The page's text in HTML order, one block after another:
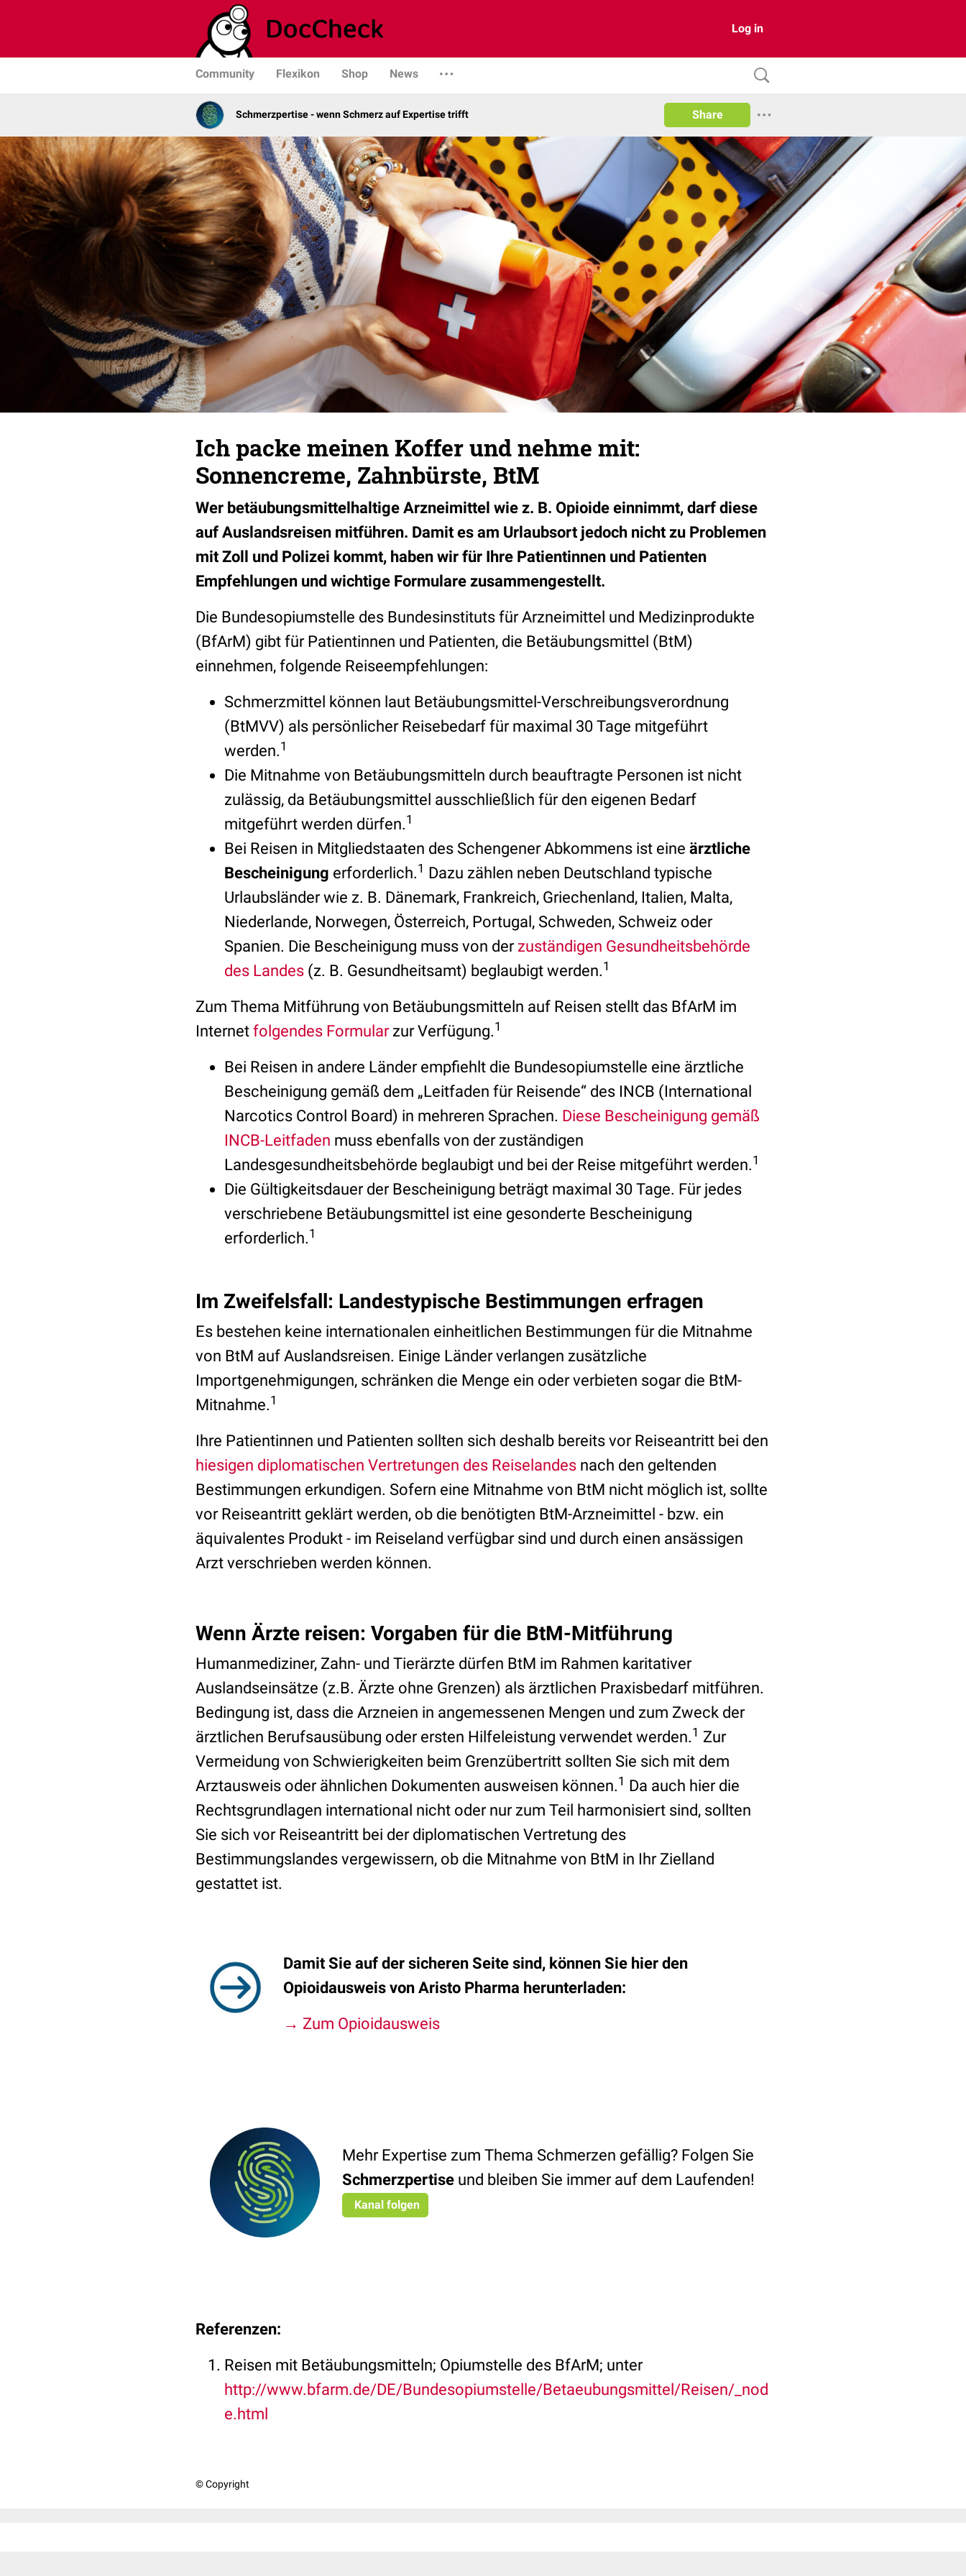
Log in
Community Flexikon Shop News
Schmerzpertise - wenn Schmerz auf Expertise trifft Share
Ich packe meinen Koffer und nehme mit:
Sonnencreme, Zahnbürste, BtM
Wer betäubungsmittelhaltige Arzneimittel wie z. B. Opioide einnimmt, darf diese
auf Auslandsreisen mitführen. Damit es am Urlaubsort jedoch nicht zu Problemen
mit Zoll und Polizei kommt, haben wir für Ihre Patientinnen und Patienten
Empfehlungen und wichtige Formulare zusammengestellt.
Die Bundesopiumstelle des Bundesinstituts für Arzneimittel und Medizinprodukte
(BfArM) gibt für Patientinnen und Patienten, die Betäubungsmittel (BtM)
einnehmen, folgende Reiseempfehlungen:
Schmerzmittel können laut Betäubungsmittel-Verschreibungsverordnung
(BtMVV) als persönlicher Reisebedarf für maximal 30 Tage mitgeführt
werden.1
Die Mitnahme von Betäubungsmitteln durch beauftragte Personen ist nicht
zulässig, da Betäubungsmittel ausschließlich für den eigenen Bedarf
mitgeführt werden dürfen.1
Bei Reisen in Mitgliedstaaten des Schengener Abkommens ist eine ärztliche
Bescheinigung erforderlich.1 Dazu zählen neben Deutschland typische
Urlaubsländer wie z. B. Dänemark, Frankreich, Griechenland, Italien, Malta,
Niederlande, Norwegen, Österreich, Portugal, Schweden, Schweiz oder
Spanien. Die Bescheinigung muss von der zuständigen Gesundheitsbehörde
des Landes (z. B. Gesundheitsamt) beglaubigt werden.1
Zum Thema Mitführung von Betäubungsmitteln auf Reisen stellt das BfArM im
Internet folgendes Formularzur Verfügung.1
Bei Reisen in andere Länder empfiehlt die Bundesopiumstelle eine ärztliche
Bescheinigung gemäß dem „Leitfaden für Reisende“ des INCB (International
Narcotics Control Board) in mehreren Sprachen. Diese Bescheinigung gemäß
INCB-Leitfaden muss ebenfalls von der zuständigen
Landesgesundheitsbehörde beglaubigt und bei der Reise mitgeführt werden.1
Die Gültigkeitsdauer der Bescheinigung beträgt maximal 30 Tage. Für jedes
verschriebene Betäubungsmittel ist eine gesonderte Bescheinigung
erforderlich.1
Im Zweifelsfall: Landestypische Bestimmungen erfragen
Es bestehen keine internationalen einheitlichen Bestimmungen für die Mitnahme
von BtM auf Auslandsreisen. Einige Länder verlangen zusätzliche
Importgenehmigungen, schränken die Menge ein oder verbieten sogar die BtM-
Mitnahme.1
Ihre Patientinnen und Patienten sollten sich deshalb bereits vor Reiseantritt bei den
hiesigen diplomatischen Vertretungen des Reiselandes nach den geltenden
Bestimmungen erkundigen. Sofern eine Mitnahme von BtM nicht möglich ist, sollte
vor Reiseantritt geklärt werden, ob die benötigten BtM-Arzneimittel - bzw. ein
äquivalentes Produkt - im Reiseland verfügbar sind und durch einen ansässigen
Arzt verschrieben werden können.
Wenn Ärzte reisen: Vorgaben für die BtM-Mitführung
Humanmediziner, Zahn- und Tierärzte dürfen BtM im Rahmen karitativer
Auslandseinsätze (z.B. Ärzte ohne Grenzen) als ärztlichen Praxisbedarf mitführen.
Bedingung ist, dass die Arzneien in angemessenen Mengen und zum Zweck der
ärztlichen Berufsausübung oder ersten Hilfeleistung verwendet werden.1 Zur
Vermeidung von Schwierigkeiten beim Grenzübertritt sollten Sie sich mit dem
Arztausweis oder ähnlichen Dokumenten ausweisen können.1 Da auch hier die
Rechtsgrundlagen international nicht oder nur zum Teil harmonisiert sind, sollten
Sie sich vor Reiseantritt bei der diplomatischen Vertretung des
Bestimmungslandes vergewissern, ob die Mitnahme von BtM in Ihr Zielland
gestattet ist.
Damit Sie auf der sicheren Seite sind, können Sie hier den
Opioidausweis von Aristo Pharma herunterladen:
→ Zum Opioidausweis
Mehr Expertise zum Thema Schmerzen gefällig? Folgen Sie
Schmerzpertise und bleiben Sie immer auf dem Laufenden!
Kanal folgen
Referenzen:
Reisen mit Betäubungsmitteln; Opiumstelle des BfArM; unter
http://www.bfarm.de/DE/Bundesopiumstelle/Betaeubungsmittel/Reisen/_nod
e.html
© Copyright